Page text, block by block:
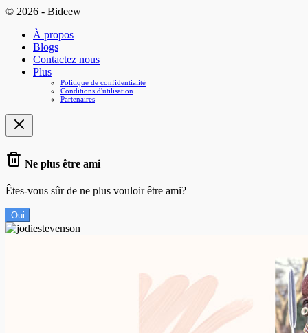
© 2026 - Bideew
À propos
Blogs
Contactez nous
Plus
Politique de confidentialité
Conditions d'utilisation
Partenaires
Ne plus être ami
Êtes-vous sûr de ne plus vouloir être ami?
Oui